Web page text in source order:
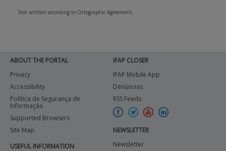
Text written according to Ortographic Agreement.
ABOUT THE PORTAL
Privacy
Accessibility
Política de Segurança de
Informação
Supported Browsers
Site Map
USEFUL INFORMATION
IFAP CLOSER
IFAP Mobile App
Denúncias
RSS Feeds
NEWSLETTER
Newsletter